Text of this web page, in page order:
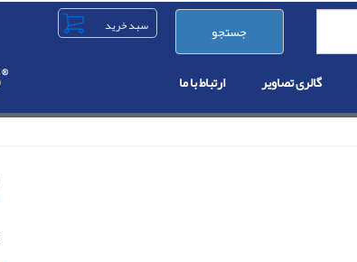
جستجو
گالری تصاویر ارتباط با ما